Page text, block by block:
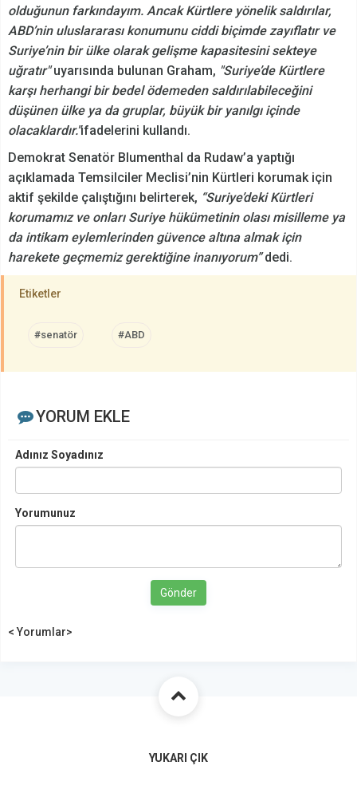
olduğunun farkındayım. Ancak Kürtlere yönelik saldırılar,
ABD’nin uluslararası konumunu ciddi biçimde zayıflatır ve
Suriye’nin bir ülke olarak gelişme kapasitesini sekteye
uğratır"uyarısında bulunan Graham, "Suriye’de Kürtlere
karşı herhangi bir bedel ödemeden saldırılabileceğini
düşünen ülke ya da gruplar, büyük bir yanılgı içinde
olacaklardır."ifadelerini kullandı.
Demokrat Senatör Blumenthal da Rudaw’a yaptığı
açıklamada Temsilciler Meclisi’nin Kürtleri korumak için
aktif şekilde çalıştığını belirterek, “Suriye’deki Kürtleri
korumamız ve onları Suriye hükümetinin olası misilleme ya
da intikam eylemlerinden güvence altına almak için
harekete geçmemiz gerektiğine inanıyorum”dedi.
Etiketler
#senatör #ABD
YORUM EKLE
Adınız Soyadınız
Yorumunuz
Gönder
< Yorumlar>
YUKARI ÇIK